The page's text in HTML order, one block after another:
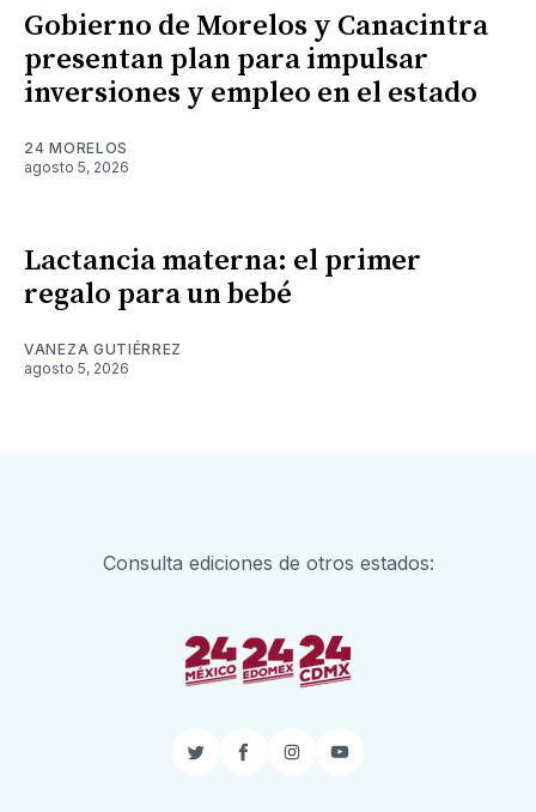
Gobierno de Morelos y Canacintra
presentan plan para impulsar
inversiones y empleo en el estado
24 MORELOS
agosto 5, 2026
Lactancia materna: el primer
regalo para un bebé
VANEZA GUTIÉRREZ
agosto 5, 2026
Consulta ediciones de otros estados:
TwitterFacebook
InstagramYouTube